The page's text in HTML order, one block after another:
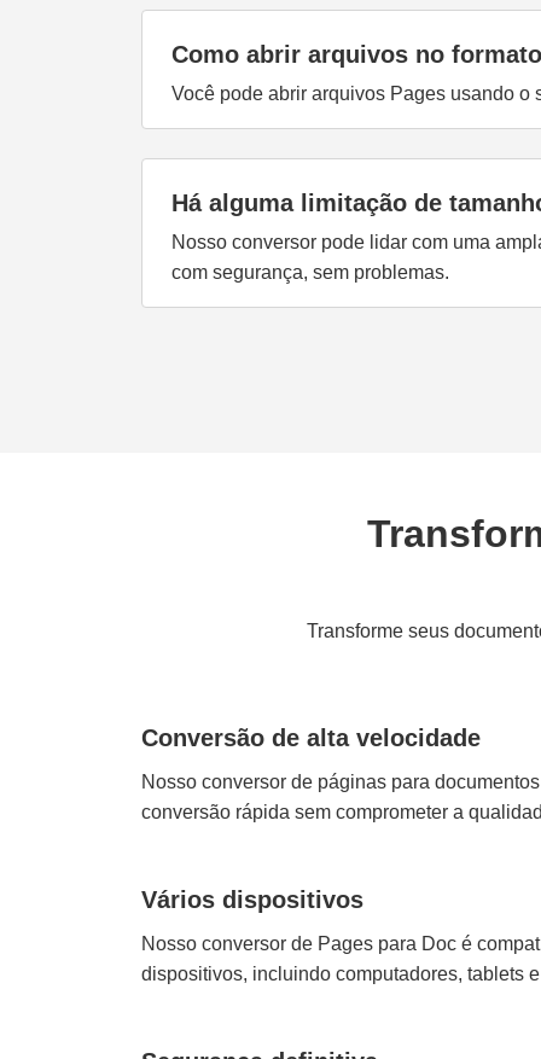
Como abrir arquivos no
Você pode abrir arquivos Pages usando
Há alguma limitação de
Nosso conversor pode lidar com uma
com segurança, sem problemas.
Transforme seus
Conversão de alta velocidade
Nosso conversor de páginas para
conversão rápida sem comprometer a
Vários dispositivos
Nosso conversor de Pages para Doc é
dispositivos, incluindo computadores, tablets